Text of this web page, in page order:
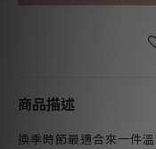
商品描述
換季時節最適合來一件